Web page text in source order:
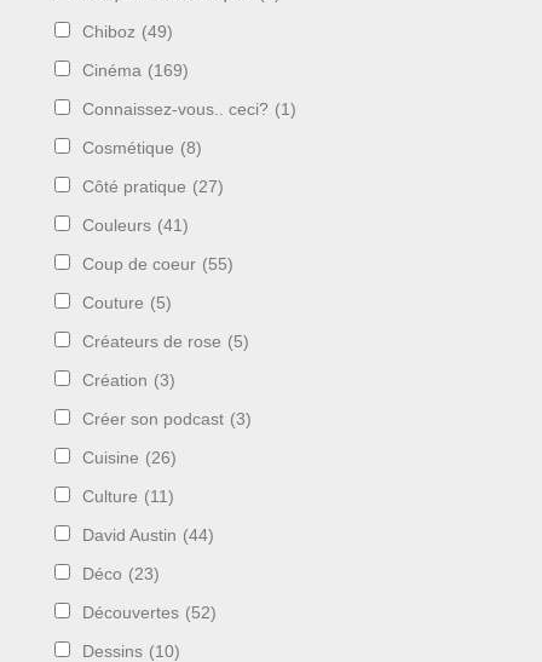
Chiboz (49)
Cinéma (169)
Connaissez-vous.. ceci? (1)
Cosmétique (8)
Côté pratique (27)
Couleurs (41)
Coup de coeur (55)
Couture (5)
Créateurs de rose (5)
Création (3)
Créer son podcast (3)
Cuisine (26)
Culture (11)
David Austin (44)
Déco (23)
Découvertes (52)
Dessins (10)